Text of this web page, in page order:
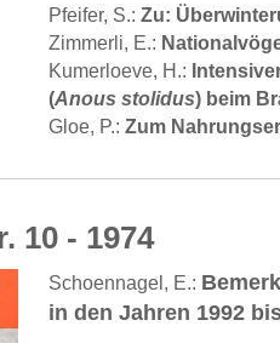
Pfeifer, S.: Zu:
Zimmerli, E.:
Kumerloeve, H.:
(Anous stolidus) beim
Gloe, P.: Zum
10 - 1974
Schoennagel, E.:
in den Jahren 1992